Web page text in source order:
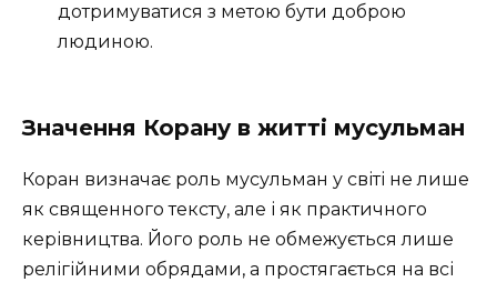
дотримуватися з метою бути доброю
людиною.
Значення Корану в житті мусульман
Коран визначає роль мусульман у світі не лише
як священного тексту, але і як практичного
керівництва. Його роль не обмежується лише
релігійними обрядами, а простягається на всі